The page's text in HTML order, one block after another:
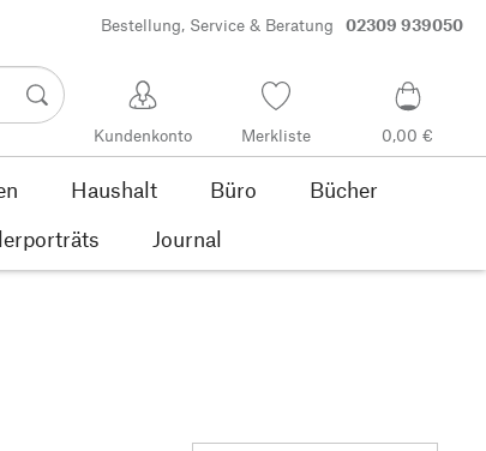
Bestellung, Service & Beratung 02309 939050
Kundenkonto Merkliste 0,00 €
Haushalt Büro
Bücher
Journal